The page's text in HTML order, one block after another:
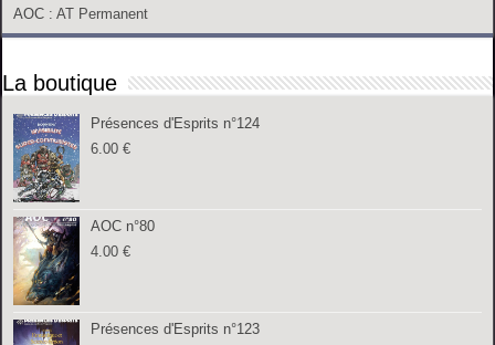
AOC : AT Permanent
La boutique
Présences d'Esprits n°124
6.00€
AOC n°80
4.00€
Présences d'Esprits n°123